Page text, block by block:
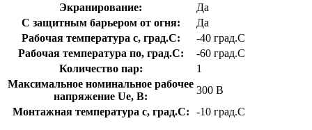
Экранирование:
Да
С защитным барьером от огня:
Да
Рабочая температура с, град.C:
-40 град.C
Рабочая температура по, град.C:
-60 град.C
Количество пар:
1
Максимальное номинальное рабочее
напряжение Ue, В:
300 В
Монтажная температура с, град.C:
-10 град.C